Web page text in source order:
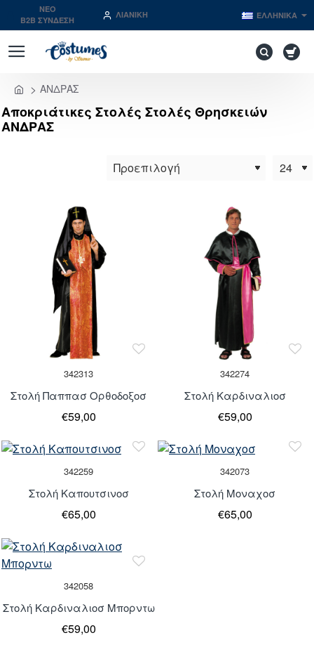
NEO
B2B ΣΥΝΔΕΣΗ
ΛΙΑΝΙΚΉ ΕΛΛΗΝΙΚΆ
ΑΝΔΡΑΣ
Αποκριάτικες Στολές Στολές Θρησκειών
ΑΝΔΡΑΣ
342313
Στολή Παππασ Ορθοδοξοσ
€59,00
342274
Στολή Καρδιναλιοσ
€59,00
342259
Στολή Καπουτσινοσ
€65,00
342073
Στολή Μοναχοσ
€65,00
Μη Διαθέσιμο
342058
Στολή Καρδιναλιοσ Μπορντω
€59,00